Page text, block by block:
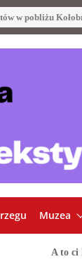
w pobliżu
Muzea
A to ci